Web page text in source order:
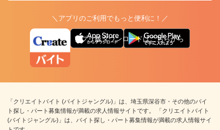
＼アプリのご利用でもっと便利に！／
アプリ版ダウンロードはこちらから
「クリエイトバイト (バイトジャングル)」は、埼玉県深谷市・その他のバイ
ト探し・パート募集情報が満載の求人情報サイトです。 「クリエイトバイト
(バイトジャングル)」は、バイト探し・パート募集情報が満載の求人情報サイ